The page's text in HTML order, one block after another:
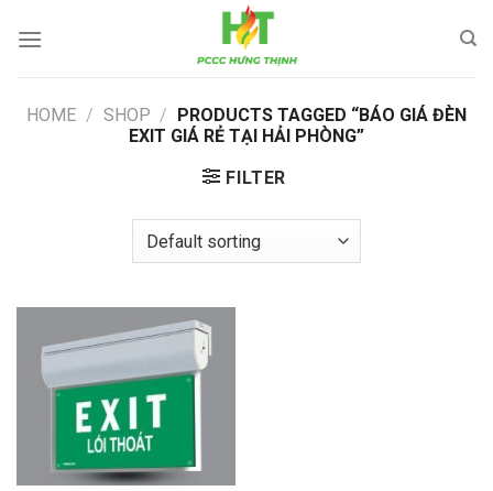
HOME / SHOP / PRODUCTS TAGGED “BÁO GIÁ ĐÈN
EXIT GIÁ RẺ TẠI HẢI PHÒNG”
FILTER